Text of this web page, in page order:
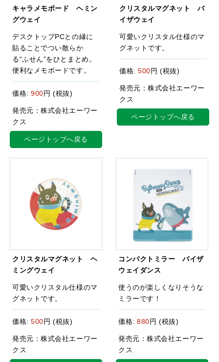
キャラメモボード ヘミン
グウェイ
デスクトップPCとの縁に
貼ることでつい散らか
る“ふせん”をひとまとめ。
便利なメモボードです。
価格:900円 (税抜)
発売元：株式会社エーワー
クス
ページトップへ戻る
クリスタルマグネット バ
イザウェイ
可愛いクリスタル仕様のマ
グネットです。
価格:500円 (税抜)
発売元：株式会社エーワー
クス
ページトップへ戻る
クリスタルマグネット ヘ
ミングウェイ
可愛いクリスタル仕様のマ
グネットです。
価格:500円 (税抜)
発売元：株式会社エーワー
クス
コンパクトミラー バイザ
ウェイダンス
使うのが楽しくなりそうな
ミラーです！
価格:880円 (税抜)
発売元：株式会社エーワー
クス